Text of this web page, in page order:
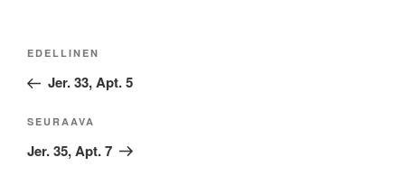
Artikkelien
Edellinen
artikkeli
EDELLINEN
Jer. 33, Apt. 5
Seuraava
artikkeli
SEURAAVA
Jer. 35, Apt. 7